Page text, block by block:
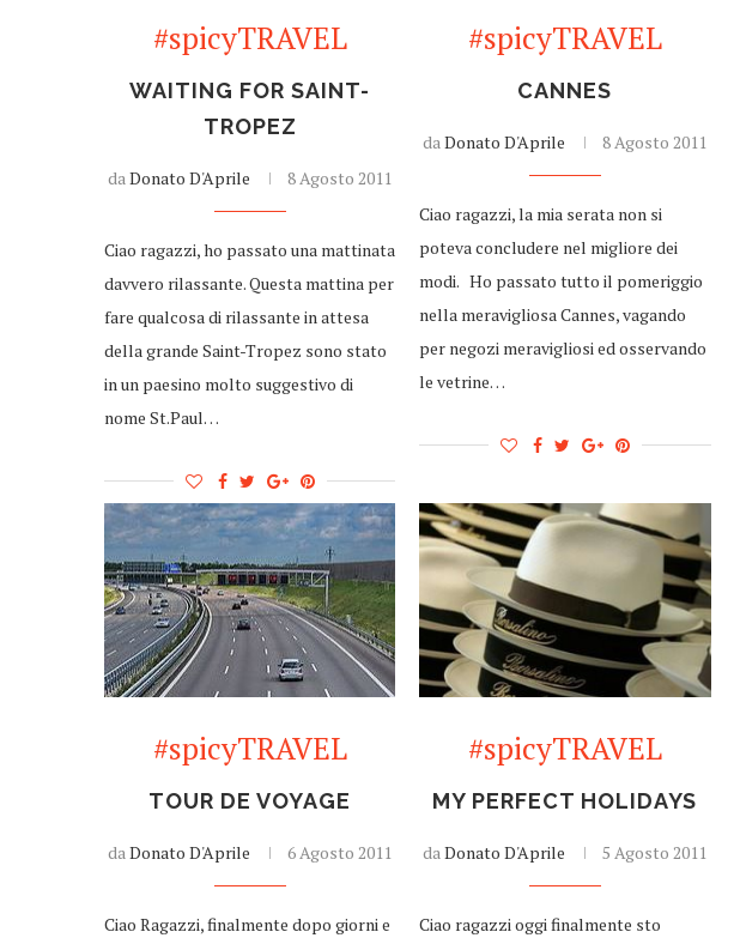
#spicyTRAVEL
WAITING FOR SAINT-
TROPEZ
daDonato D'Aprile 8 Agosto 2011
Ciao ragazzi, ho passato una mattinata
davvero rilassante. Questa mattina per
fare qualcosa di rilassante in attesa
della grande Saint-Tropez sono stato
in un paesino molto suggestivo di
nome St.Paul…
#spicyTRAVEL
CANNES
daDonato D'Aprile 8 Agosto 2011
Ciao ragazzi, la mia serata non si
poteva concludere nel migliore dei
modi. Ho passato tutto il pomeriggio
nella meravigliosa Cannes, vagando
per negozi meravigliosi ed osservando
le vetrine…
#spicyTRAVEL
TOUR DE VOYAGE
daDonato D'Aprile 6 Agosto 2011
Ciao Ragazzi, finalmente dopo giorni e
#spicyTRAVEL
MY PERFECT HOLIDAYS
daDonato D'Aprile 5 Agosto 2011
Ciao ragazzi oggi finalmente sto